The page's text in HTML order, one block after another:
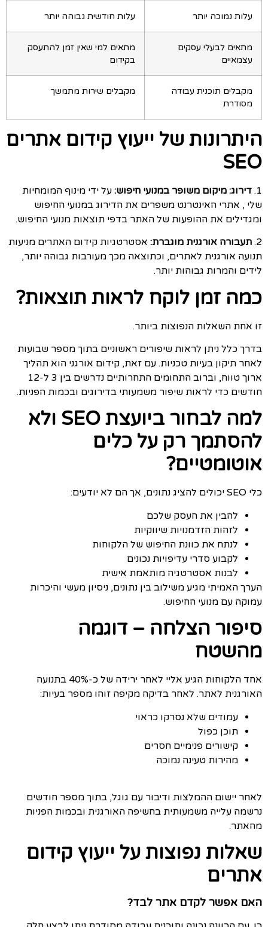
עלות נמוכה יותר עלות חודשית גבוהה יותר
מתאים לבעלי עסקים
עצמאיים
מתאים למי שאין זמן להתעסק
בקידום
מקבלים תוכנית עבודה
מסודרת
מקבלים שירות מתמשך
היתרונות של ייעוץ קידום אתרים
SEO
1. דירוג: מיקום משופר במנועי חיפוש: על ידי מינוף המומחיות
שלי , אתרי האינטרנט משפרים את הדירוג במנועי החיפוש
ומגדילים את ההופעות של האתר בדפי תוצאות מנועי החיפוש.
2. תעבורה אורגנית מוגברת: אסטרטגיות קידום האתרים מניעות
תנועה אורגנית לאתרים, וכתוצאה מכך מעורבות גבוהה יותר,
לידים והמרות גבוהות יותר.
כמה זמן לוקח לראות תוצאות?
זו אחת השאלות הנפוצות ביותר.
בדרך כלל ניתן לראות שיפורים ראשוניים בתוך מספר שבועות
לאחר תיקון בעיות טכניות. עם זאת, קידום אורגני הוא תהליך
ארוך טווח, וברוב התחומים התחרותיים נדרשים בין 3 ל-12
חודשים כדי לראות שיפור משמעותי בדירוגים ובכמות הפניות.
למה לבחור ביועצת SEO ולא
להסתמך רק על כלים
אוטומטיים?
כלי SEO יכולים להציג נתונים, אך הם לא יודעים:
להבין את העסק שלכם
לזהות הזדמנויות שיווקיות
לנתח את כוונת החיפוש של הלקוחות
לקבוע סדרי עדיפויות נכונים
לבנות אסטרטגיה מותאמת אישית
הערך האמיתי מגיע משילוב בין נתונים, ניסיון מעשי והיכרות
עמוקה עם מנועי החיפוש.
סיפור הצלחה – דוגמה
מהשטח
אחד הלקוחות הגיע אליי לאחר ירידה של כ-40% בתנועה
האורגנית לאתר. לאחר בדיקה מקיפה זוהו מספר בעיות:
עמודים שלא נסרקו כראוי
תוכן כפול
קישורים פנימיים חסרים
מהירות טעינה נמוכה
לאחר יישום ההמלצות ודיבור עם גוגל, בתוך מספר חודשים
נרשמה עלייה משמעותית בחשיפה האורגנית ובכמות הפניות
מהאתר.
שאלות נפוצות על ייעוץ קידום
אתרים
האם אפשר לקדם אתר לבד?